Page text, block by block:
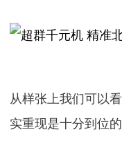
从样张上我们可以
实重现是十分到位